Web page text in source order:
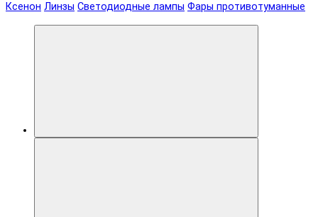
Ксенон Линзы Светодиодные лампы Фары противотуманные